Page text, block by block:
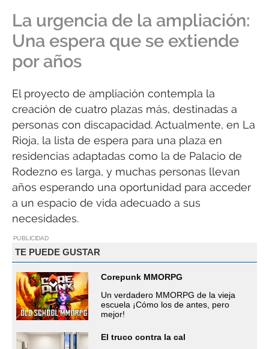
La urgencia de la ampliación:
Una espera que se extiende
por años
El proyecto de ampliación contempla la
creación de cuatro plazas más, destinadas a
personas con discapacidad. Actualmente, en La
Rioja, la lista de espera para una plaza en
residencias adaptadas como la de Palacio de
Rodezno es larga, y muchas personas llevan
años esperando una oportunidad para acceder
a un espacio de vida adecuado a sus
necesidades.
PUBLICIDAD
TE PUEDE GUSTAR
Corepunk MMORPG
Un verdadero MMORPG de la vieja
escuela ¡Cómo los de antes, pero
mejor!
El truco contra la cal